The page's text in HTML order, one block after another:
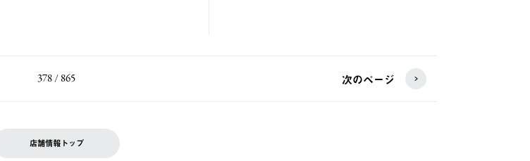
378 / 865 次のページ
店舗情報トップ